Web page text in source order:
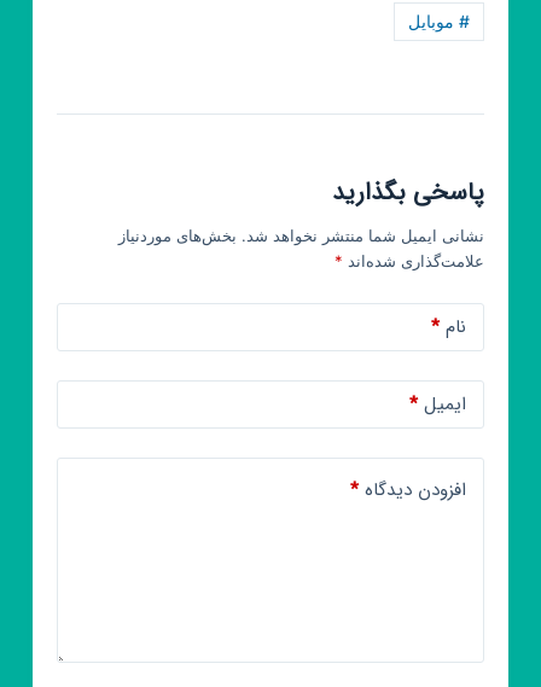
# موبایل
پاسخی بگذارید
نشانی ایمیل شما منتشر نخواهد شد. بخش‌های موردنیاز
علامت‌گذاری شده‌اند *
نام*
ایمیل*
افزودن دیدگاه*